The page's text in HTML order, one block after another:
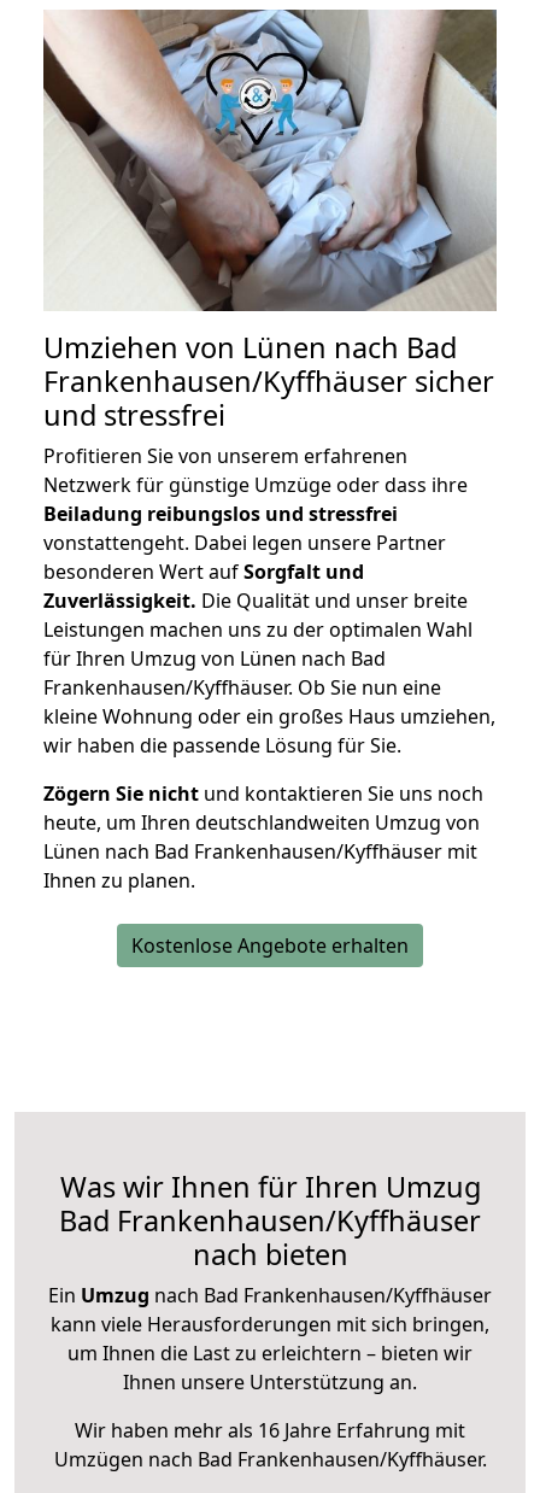
Umziehen von Lünen nach Bad
Frankenhausen/Kyffhäuser sicher
und stressfrei
Profitieren Sie von unserem erfahrenen
Netzwerk für günstige Umzüge oder dass ihre
Beiladung reibungslos und stressfrei
vonstattengeht. Dabei legen unsere Partner
besonderen Wert aufSorgfalt und
Zuverlässigkeit. Die Qualität und unser breite
Leistungen machen uns zu der optimalen Wahl
für Ihren Umzug von Lünen nach Bad
Frankenhausen/Kyffhäuser. Ob Sie nun eine
kleine Wohnung oder ein großes Haus umziehen,
wir haben die passende Lösung für Sie.
Zögern Sie nicht und kontaktieren Sie uns noch
heute, um Ihren deutschlandweiten Umzug von
Lünen nach Bad Frankenhausen/Kyffhäuser mit
Ihnen zu planen.
Kostenlose Angebote erhalten
Was wir Ihnen für Ihren Umzug
Bad Frankenhausen/Kyffhäuser
nach bieten
Ein Umzug nach Bad Frankenhausen/Kyffhäuser
kann viele Herausforderungen mit sich bringen,
um Ihnen die Last zu erleichtern – bieten wir
Ihnen unsere Unterstützung an.
Wir haben mehr als 16 Jahre Erfahrung mit
Umzügen nach Bad Frankenhausen/Kyffhäuser.